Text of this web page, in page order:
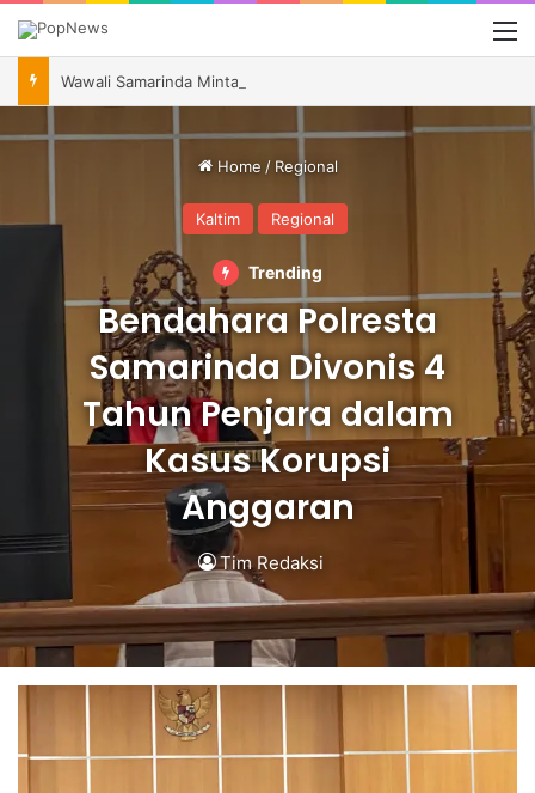
Home / Regional
Kaltim Regional
Trending
Bendahara Polresta
Samarinda Divonis 4
Tahun Penjara dalam
Kasus Korupsi
Anggaran
Tim Redaksi